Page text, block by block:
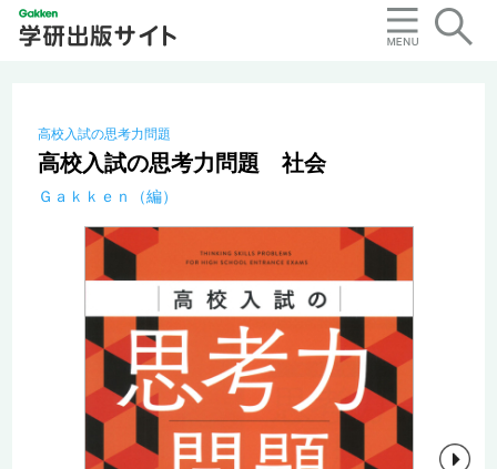
高校入試の思考力問題
高校入試の思考力問題 社会
Ｇａｋｋｅｎ（編）